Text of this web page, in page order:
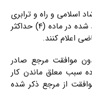
اسلامی و راه و ترابری
می بایست پس از دریافت مدارک قید شده در ماده (۴) حداکثر
اعلام کنند.
بدون موافقت مرجع صادر
سبب معلق ماندن کار
از مرجع ذکر شده